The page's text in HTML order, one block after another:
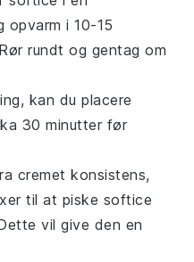
opvarm i 10-15
rundt og gentag om
kan du placere
30 minutter før
cremet konsistens,
til at piske softice
vil give den en